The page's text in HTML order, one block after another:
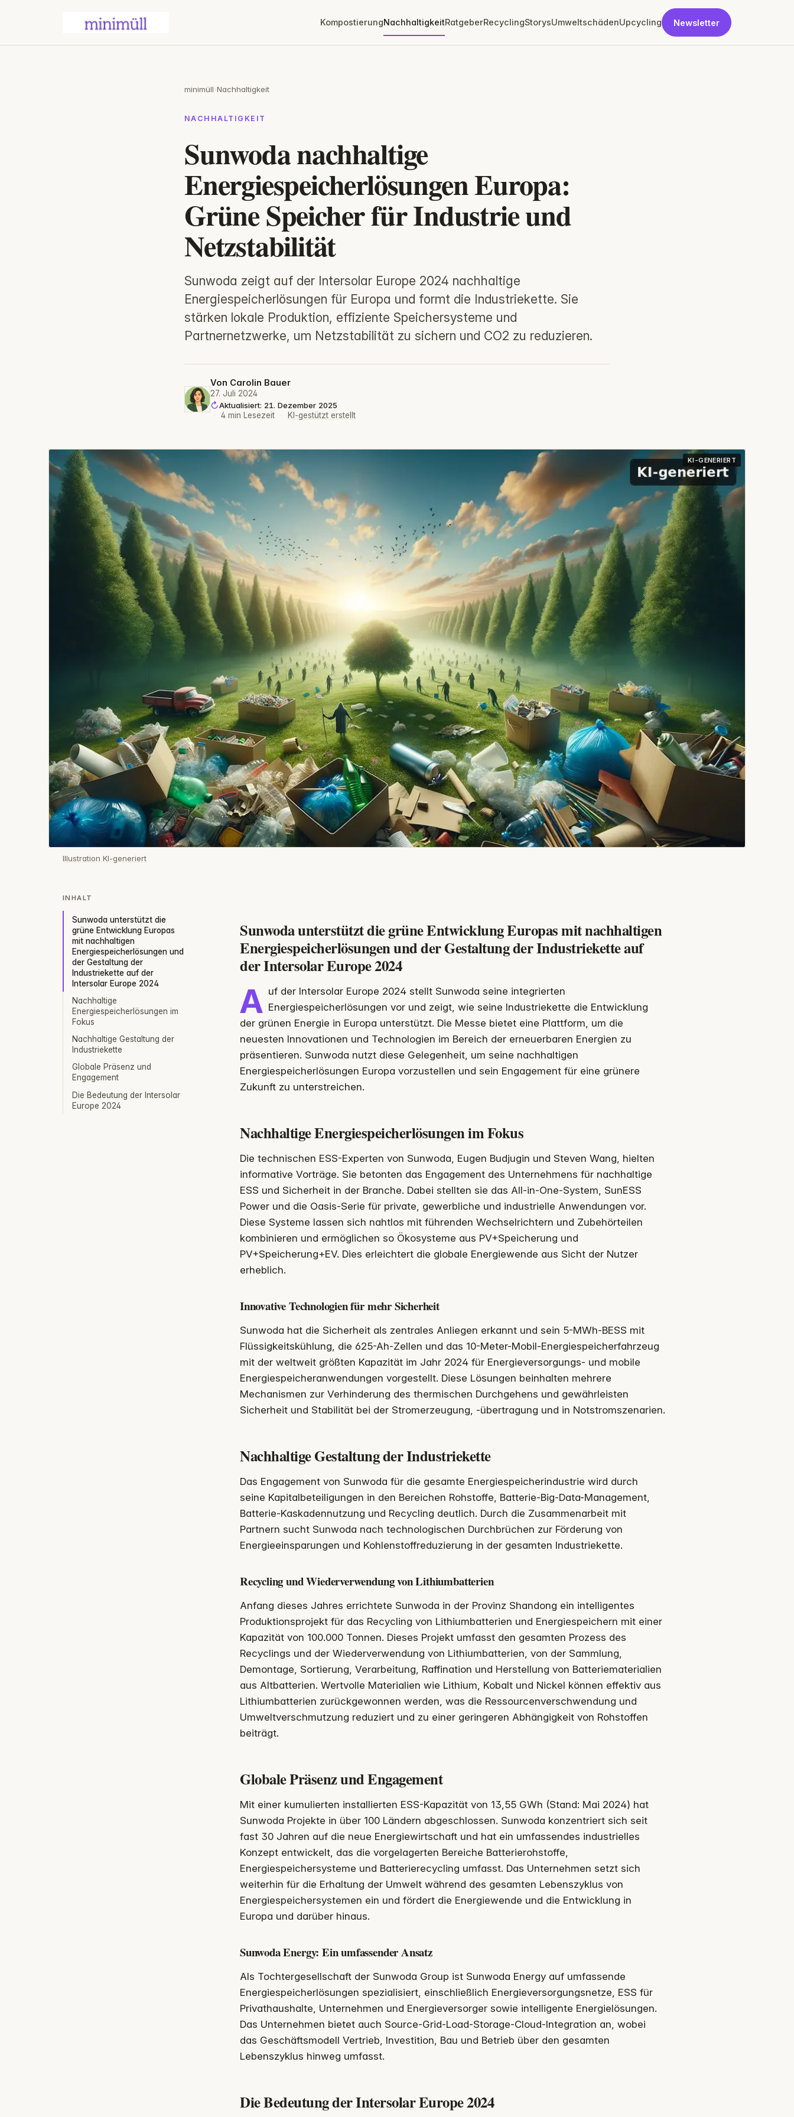
KompostierungNachhaltigkeitRatgeberRecyclingStorysUmweltschädenUpcycling Newsletter
minimüll›Nachhaltigkeit
NACHHALTIGKEIT
Sunwoda nachhaltige
Energiespeicherlösungen Europa:
Grüne Speicher für Industrie und
Netzstabilität
Sunwoda zeigt auf der Intersolar Europe 2024 nachhaltige
Energiespeicherlösungen für Europa und formt die Industriekette. Sie
stärken lokale Produktion, effiziente Speichersysteme und
Partnernetzwerke, um Netzstabilität zu sichern und CO2 zu reduzieren.
Von Carolin Bauer
27. Juli 2024
Aktualisiert: 21. Dezember 2025
·
4 min Lesezeit · KI-gestützt erstellt
KI-GENERIERT
Illustration KI-generiert
INHALT
Sunwoda unterstützt die
grüne Entwicklung Europas
mit nachhaltigen
Energiespeicherlösungen und
der Gestaltung der
Industriekette auf der
Intersolar Europe 2024
Nachhaltige
Energiespeicherlösungen im
Fokus
Nachhaltige Gestaltung der
Industriekette
Globale Präsenz und
Engagement
Die Bedeutung der Intersolar
Europe 2024
Sunwoda unterstützt die grüne Entwicklung Europas mit nachhaltigen
Energiespeicherlösungen und der Gestaltung der Industriekette auf
der Intersolar Europe 2024
A uf der Intersolar Europe 2024 stellt Sunwoda seine integrierten
Energiespeicherlösungen vor und zeigt, wie seine Industriekette die Entwicklung
der grünen Energie in Europa unterstützt. Die Messe bietet eine Plattform, um die
neuesten Innovationen und Technologien im Bereich der erneuerbaren Energien zu
präsentieren. Sunwoda nutzt diese Gelegenheit, um seine nachhaltigen
Energiespeicherlösungen Europa vorzustellen und sein Engagement für eine grünere
Zukunft zu unterstreichen.
Nachhaltige Energiespeicherlösungen im Fokus
Die technischen ESS-Experten von Sunwoda, Eugen Budjugin und Steven Wang, hielten
informative Vorträge. Sie betonten das Engagement des Unternehmens für nachhaltige
ESS und Sicherheit in der Branche. Dabei stellten sie das All-in-One-System, SunESS
Power und die Oasis-Serie für private, gewerbliche und industrielle Anwendungen vor.
Diese Systeme lassen sich nahtlos mit führenden Wechselrichtern und Zubehörteilen
kombinieren und ermöglichen so Ökosysteme aus PV+Speicherung und
PV+Speicherung+EV. Dies erleichtert die globale Energiewende aus Sicht der Nutzer
erheblich.
Innovative Technologien für mehr Sicherheit
Sunwoda hat die Sicherheit als zentrales Anliegen erkannt und sein 5-MWh-BESS mit
Flüssigkeitskühlung, die 625-Ah-Zellen und das 10-Meter-Mobil-Energiespeicherfahrzeug
mit der weltweit größten Kapazität im Jahr 2024 für Energieversorgungs- und mobile
Energiespeicheranwendungen vorgestellt. Diese Lösungen beinhalten mehrere
Mechanismen zur Verhinderung des thermischen Durchgehens und gewährleisten
Sicherheit und Stabilität bei der Stromerzeugung, -übertragung und in Notstromszenarien.
Nachhaltige Gestaltung der Industriekette
Das Engagement von Sunwoda für die gesamte Energiespeicherindustrie wird durch
seine Kapitalbeteiligungen in den Bereichen Rohstoffe, Batterie-Big-Data-Management,
Batterie-Kaskadennutzung und Recycling deutlich. Durch die Zusammenarbeit mit
Partnern sucht Sunwoda nach technologischen Durchbrüchen zur Förderung von
Energieeinsparungen und Kohlenstoffreduzierung in der gesamten Industriekette.
Recycling und Wiederverwendung von Lithiumbatterien
Anfang dieses Jahres errichtete Sunwoda in der Provinz Shandong ein intelligentes
Produktionsprojekt für das Recycling von Lithiumbatterien und Energiespeichern mit einer
Kapazität von 100.000 Tonnen. Dieses Projekt umfasst den gesamten Prozess des
Recyclings und der Wiederverwendung von Lithiumbatterien, von der Sammlung,
Demontage, Sortierung, Verarbeitung, Raffination und Herstellung von Batteriematerialien
aus Altbatterien. Wertvolle Materialien wie Lithium, Kobalt und Nickel können effektiv aus
Lithiumbatterien zurückgewonnen werden, was die Ressourcenverschwendung und
Umweltverschmutzung reduziert und zu einer geringeren Abhängigkeit von Rohstoffen
beiträgt.
Globale Präsenz und Engagement
Mit einer kumulierten installierten ESS-Kapazität von 13,55 GWh (Stand: Mai 2024) hat
Sunwoda Projekte in über 100 Ländern abgeschlossen. Sunwoda konzentriert sich seit
fast 30 Jahren auf die neue Energiewirtschaft und hat ein umfassendes industrielles
Konzept entwickelt, das die vorgelagerten Bereiche Batterierohstoffe,
Energiespeichersysteme und Batterierecycling umfasst. Das Unternehmen setzt sich
weiterhin für die Erhaltung der Umwelt während des gesamten Lebenszyklus von
Energiespeichersystemen ein und fördert die Energiewende und die Entwicklung in
Europa und darüber hinaus.
Sunwoda Energy: Ein umfassender Ansatz
Als Tochtergesellschaft der Sunwoda Group ist Sunwoda Energy auf umfassende
Energiespeicherlösungen spezialisiert, einschließlich Energieversorgungsnetze, ESS für
Privathaushalte, Unternehmen und Energieversorger sowie intelligente Energielösungen.
Das Unternehmen bietet auch Source-Grid-Load-Storage-Cloud-Integration an, wobei
das Geschäftsmodell Vertrieb, Investition, Bau und Betrieb über den gesamten
Lebenszyklus hinweg umfasst.
Die Bedeutung der Intersolar Europe 2024